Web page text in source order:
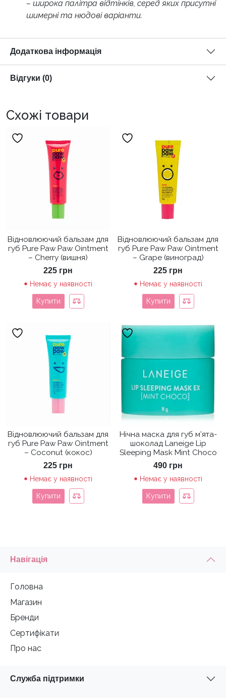
– широка палітра відтінків, серед яких присутні
шимерні та нюдові варіанти.
Додаткова інформація
Відгуки (0)
Схожі товари
Відновлюючий бальзам для
губ Pure Paw Paw Ointment
– Cherry (вишня)
225 грн
Немає у наявності
Купити
Відновлюючий бальзам для
губ Pure Paw Paw Ointment
– Grape (виноград)
225 грн
Немає у наявності
Купити
Відновлюючий бальзам для
губ Pure Paw Paw Ointment
– Coconut (кокос)
225 грн
Немає у наявності
Купити
Нічна маска для губ м’ята-
шоколад Laneige Lip
Sleeping Mask Mint Choco
490 грн
Немає у наявності
Купити
Навігація
Головна
Магазин
Бренди
Сертифікати
Про нас
Служба підтримки